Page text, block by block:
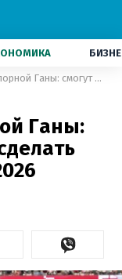
Англия против упорной Ганы: смогут ли "три льва" сделать шаг к плей-офф ЧМ-2026
Ганы: